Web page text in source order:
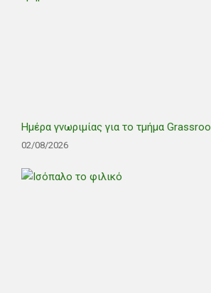
Ημέρα γνωριμίας για το τμήμα
02/08/2026